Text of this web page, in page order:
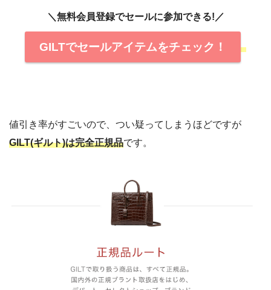
＼無料会員登録でセールに参加できる!／
GILTでセールアイテムをチェック！
値引き率がすごいので、つい疑ってしまうほどですが
GILT(ギルト)は完全正規品です。